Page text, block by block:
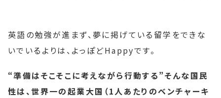
英語の勉強が進まず、夢に掲げている留学をできな
いでいるよりは、よっぽどHappyです。
“準備はそこそこに考えながら行動する”そんな国民
性は、世界一の起業大国（1人あたりのベンチャーキ